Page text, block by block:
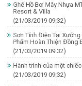
Ghế Hồ Bơi Mây Nhựa
Resort & Villa
(21/03/2019 09:32)
Sơn Tĩnh Điện Tại Xưởng
Phẩm Hoàn Thiện Đồng
(21/03/2019 09:32)
Hành trình của một
(21/03/2019 09:32)